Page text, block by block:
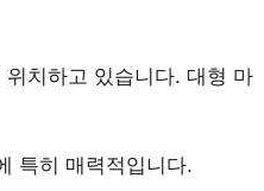
치하고 있습니다. 대형 마
특히 매력적입니다.